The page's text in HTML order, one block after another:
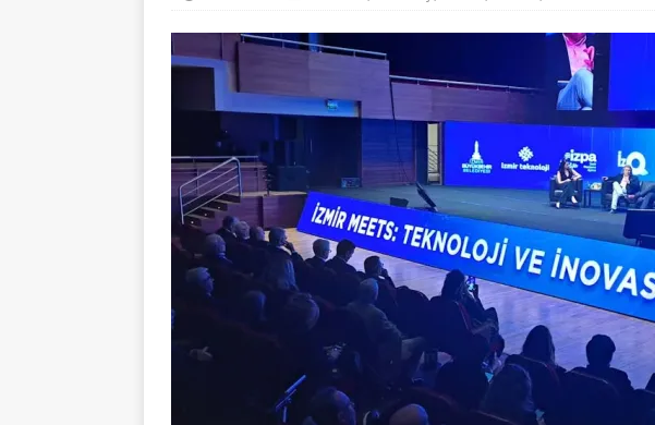
[ 07/08/2026 ]
Gazeteci Barış Selçuk Karabağlar’da anıldı